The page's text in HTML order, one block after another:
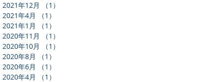
2021年12月
（1）
2021年4月
（1）
2021年1月
（1）
2020年11月
（1）
2020年10月
（1）
2020年8月
（1）
2020年6月
（1）
2020年4月
（1）